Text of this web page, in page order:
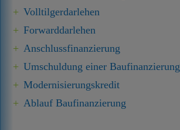
Volltilgerdarlehen
Forward­darlehen
Anschluss­finanzierung
Umschuldung einer Baufinanzierung
Modernisierungskredit
Ablauf Baufinanzierung